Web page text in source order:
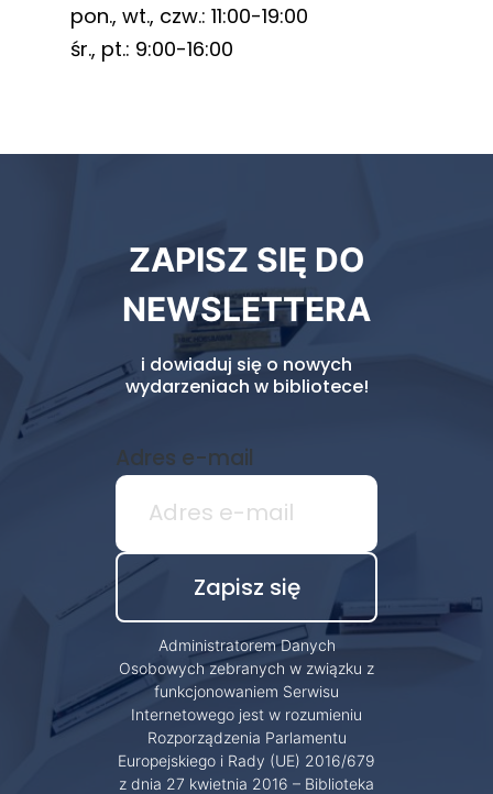
pon., wt., czw.: 11:00-19:00
śr., pt.: 9:00-16:00
biblioteki
ZAPISZ SIĘ DO
NEWSLETTERA
i dowiaduj się o nowych
wydarzeniach w bibliotece!
Adres e-mail
Administratorem Danych
Osobowych zebranych w związku z
funkcjonowaniem Serwisu
Internetowego jest w rozumieniu
Rozporządzenia Parlamentu
Europejskiego i Rady (UE) 2016/679
z dnia 27 kwietnia 2016 – Biblioteka